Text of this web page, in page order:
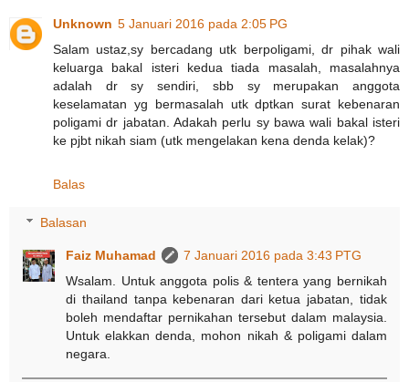
Unknown 5 Januari 2016 pada 2:05 PG
Salam ustaz,sy bercadang utk berpoligami, dr pihak wali
keluarga bakal isteri kedua tiada masalah, masalahnya
adalah dr sy sendiri, sbb sy merupakan anggota
keselamatan yg bermasalah utk dptkan surat kebenaran
poligami dr jabatan. Adakah perlu sy bawa wali bakal isteri
ke pjbt nikah siam (utk mengelakan kena denda kelak)?
Balas
Balasan
Faiz Muhamad
7 Januari 2016 pada 3:43 PTG
Wsalam. Untuk anggota polis & tentera yang bernikah
di thailand tanpa kebenaran dari ketua jabatan, tidak
boleh mendaftar pernikahan tersebut dalam malaysia.
Untuk elakkan denda, mohon nikah & poligami dalam
negara.